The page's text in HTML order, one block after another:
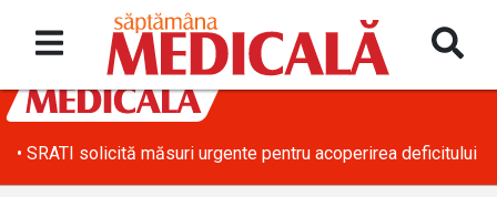
• SRATI solicită măsuri urgente pentru acoperirea deficitului